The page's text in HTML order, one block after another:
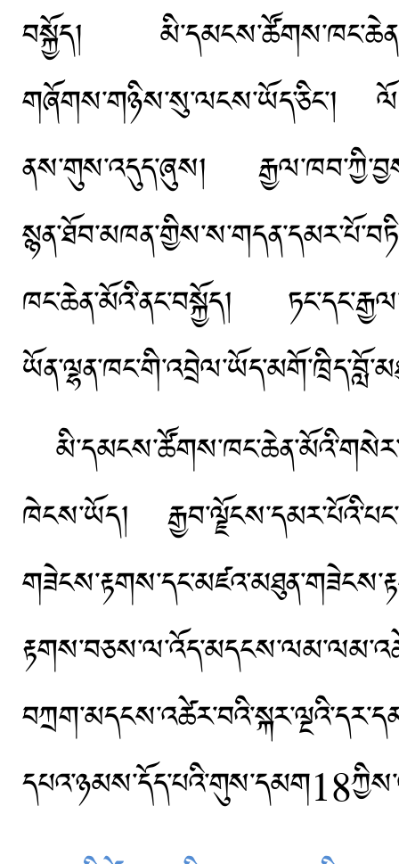
བསྐྱོད།
གཞོགས་གཉིས་སུ་ལངས་ཡོད་ཅིང་།
ནས་གུས་འདུད་ཞུས།
ཁང་ཆེན་མོའི་ནང་བསྐྱོད།
ཁེངས་ཡོད།